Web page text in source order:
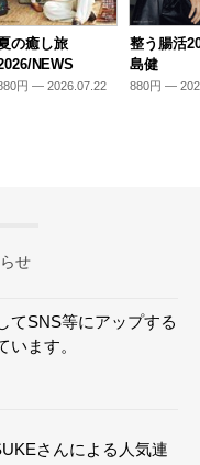
の癒し旅
NEWS
円 — 2026.07.22
整う腸活
島健
880円 —
せ
てSNS等にアップする
います。
さんによる人気連